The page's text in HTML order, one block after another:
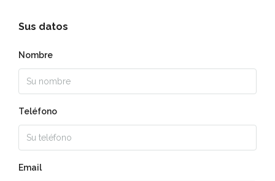
Sus datos
Nombre
Teléfono
Email